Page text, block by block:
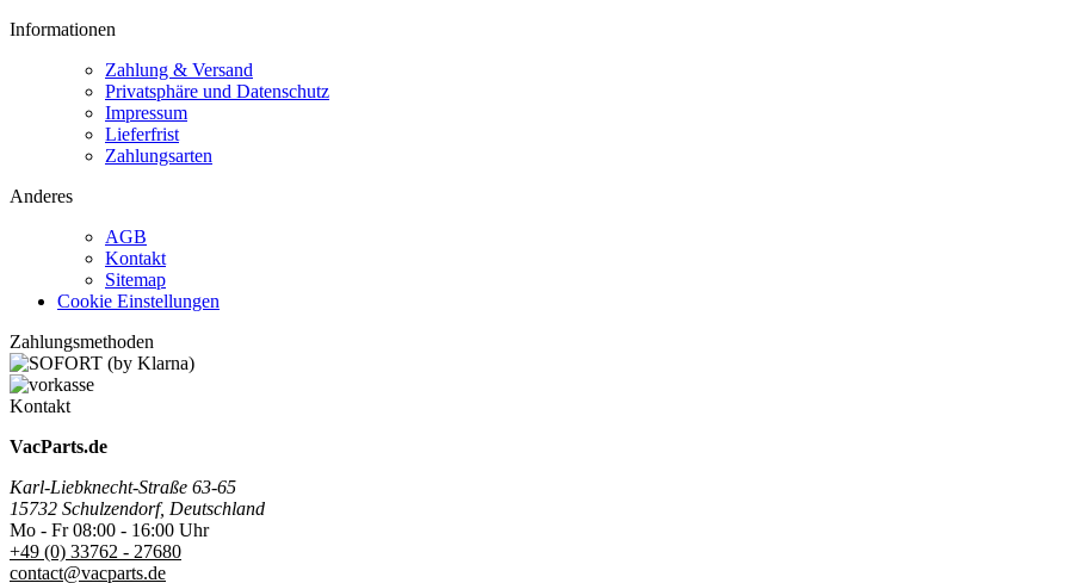
Informationen
Zahlung & Versand
Privatsphäre und Datenschutz
Impressum
Lieferfrist
Zahlungsarten
Anderes
AGB
Kontakt
Sitemap
Cookie Einstellungen
Zahlungsmethoden
Kontakt
VacParts.de
Karl-Liebknecht-Straße 63-65
15732 Schulzendorf, Deutschland
Mo - Fr 08:00 - 16:00 Uhr
+49 (0) 33762 - 27680
contact@vacparts.de